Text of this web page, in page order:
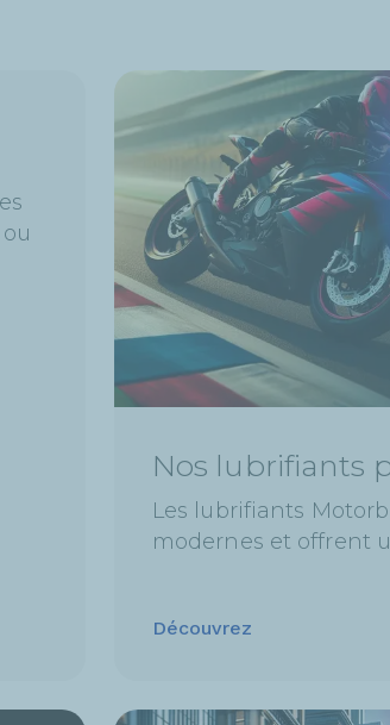
Nos lubrifiants
Les lubrifiants
modernes et offrent
Découvrez